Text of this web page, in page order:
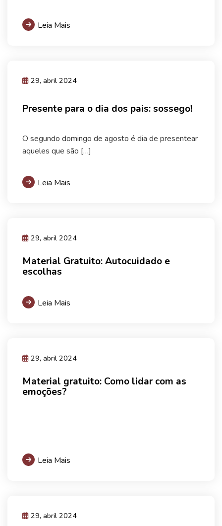
Leia Mais
29, abril 2024
Presente para o dia dos pais: sossego!
O segundo domingo de agosto é dia de presentear
aqueles que são […]
Leia Mais
29, abril 2024
Material Gratuito: Autocuidado e
escolhas
Leia Mais
29, abril 2024
Material gratuito: Como lidar com as
emoções?
Leia Mais
29, abril 2024